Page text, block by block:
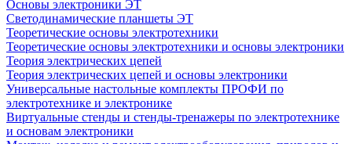
Основы электроники ЭТ
Светодинамические планшеты ЭТ
Теоретические основы электротехники
Теоретические основы электротехники и основы электроники
Теория электрических цепей
Теория электрических цепей и основы электроники
Универсальные настольные комплекты ПРОФИ по
электротехнике и электронике
Виртуальные стенды и стенды-тренажеры по электротехнике
и основам электроники